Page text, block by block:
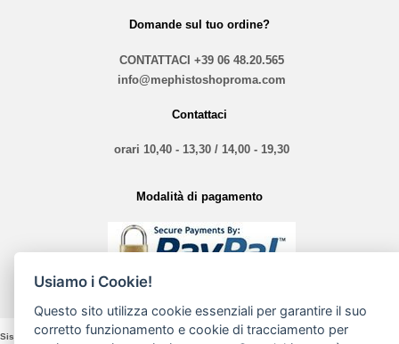
Domande sul tuo ordine?
CONTATTACI +39 06 48.20.565
info@mephistoshoproma.com
Contattaci
orari 10,40 - 13,30 / 14,00 - 19,30
Modalità di pagamento
Sistina Nove Srl - VIA Sistina, 135 - 00187 Roma - P. Iva e Cod. Fiscale 16197361005 2868 -
Usiamo i Cookie!
Questo sito utilizza cookie essenziali per garantire il suo
corretto funzionamento e cookie di tracciamento per